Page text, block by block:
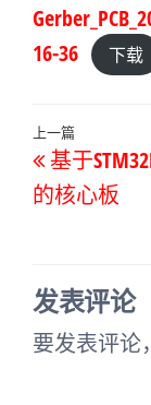
16-36
下载
文
章
导
上
一
篇
上一篇
基于
的核心板
发表评论
要发表评论